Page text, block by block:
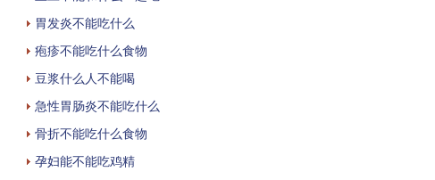
胃发炎不能吃什么
疱疹不能吃什么食物
豆浆什么人不能喝
急性胃肠炎不能吃什么
骨折不能吃什么食物
孕妇能不能吃鸡精